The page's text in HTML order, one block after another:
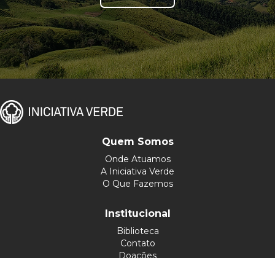
Quem Somos
Onde Atuamos
A Iniciativa Verde
O Que Fazemos
Institucional
Biblioteca
Contato
Doações